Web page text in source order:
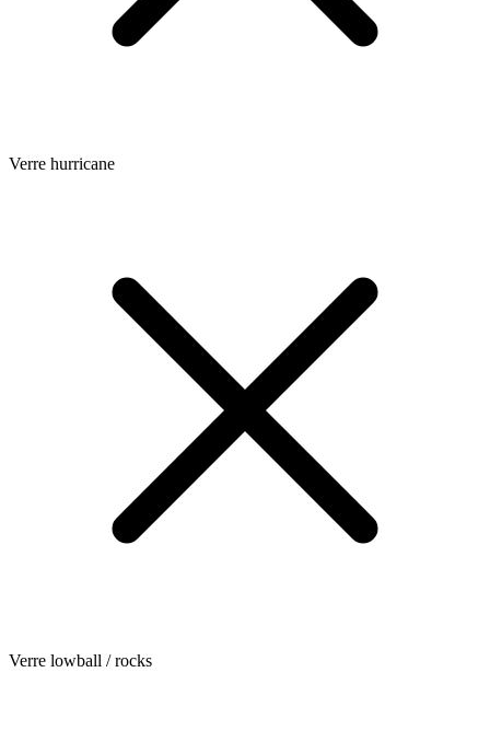
Verre hurricane
Verre lowball / rocks